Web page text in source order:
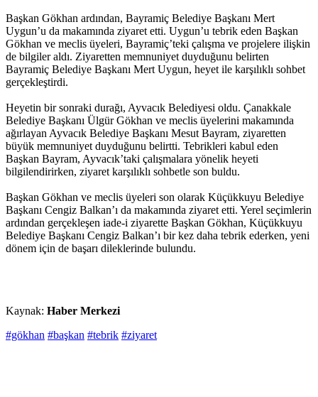
Başkan Gökhan ardından, Bayramiç Belediye Başkanı Mert
Uygun’u da makamında ziyaret etti. Uygun’u tebrik eden Başkan
Gökhan ve meclis üyeleri, Bayramiç’teki çalışma ve projelere ilişkin
de bilgiler aldı. Ziyaretten memnuniyet duyduğunu belirten
Bayramiç Belediye Başkanı Mert Uygun, heyet ile karşılıklı sohbet
gerçekleştirdi.
Heyetin bir sonraki durağı, Ayvacık Belediyesi oldu. Çanakkale
Belediye Başkanı Ülgür Gökhan ve meclis üyelerini makamında
ağırlayan Ayvacık Belediye Başkanı Mesut Bayram, ziyaretten
büyük memnuniyet duyduğunu belirtti. Tebrikleri kabul eden
Başkan Bayram, Ayvacık’taki çalışmalara yönelik heyeti
bilgilendirirken, ziyaret karşılıklı sohbetle son buldu.
Başkan Gökhan ve meclis üyeleri son olarak Küçükkuyu Belediye
Başkanı Cengiz Balkan’ı da makamında ziyaret etti. Yerel seçimlerin
ardından gerçekleşen iade-i ziyarette Başkan Gökhan, Küçükkuyu
Belediye Başkanı Cengiz Balkan’ı bir kez daha tebrik ederken, yeni
dönem için de başarı dileklerinde bulundu.
Kaynak: Haber Merkezi
#gökhan #başkan #tebrik #ziyaret